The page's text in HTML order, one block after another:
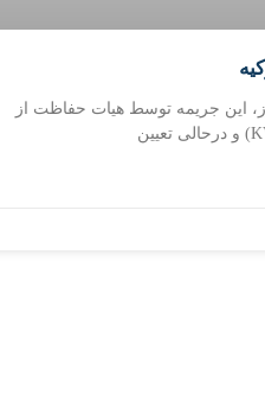
این جریمه توسط هیات حفاظت از